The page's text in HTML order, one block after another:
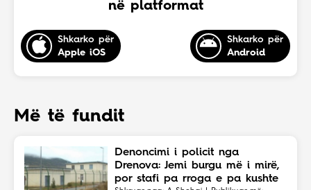
në platformat
Shkarko për
Apple iOS
Shkarko për
Android
Më të fundit
Denoncimi i policit nga
Drenova: Jemi burgu më i mirë,
por stafi pa rroga e pa kushte